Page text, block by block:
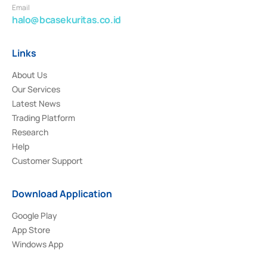
Email
halo@bcasekuritas.co.id
Links
About Us
Our Services
Latest News
Trading Platform
Research
Help
Customer Support
Download Application
Google Play
App Store
Windows App